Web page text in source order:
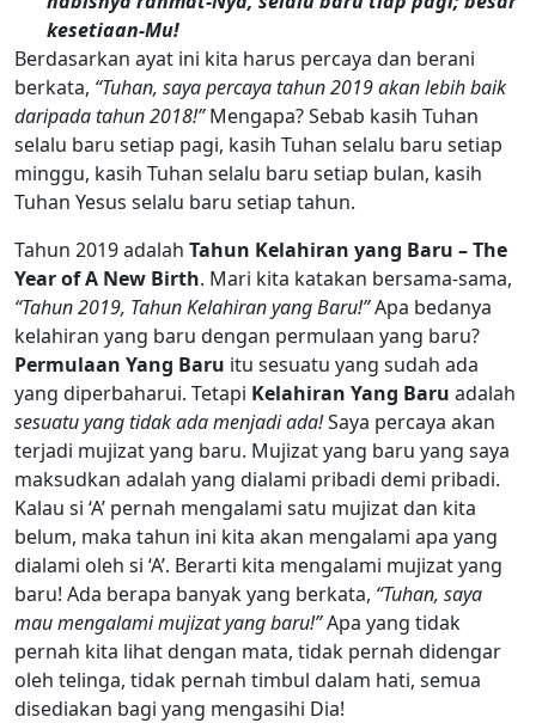
kesetiaan-Mu!
Berdasarkan ayat ini kita harus percaya dan berani
berkata, “Tuhan, saya percaya tahun 2019 akan lebih baik
daripada tahun 2018!”Mengapa? Sebab kasih Tuhan
selalu baru setiap pagi, kasih Tuhan selalu baru setiap
minggu, kasih Tuhan selalu baru setiap bulan, kasih
Tuhan Yesus selalu baru setiap tahun.
Tahun 2019 adalah Tahun Kelahiran yang Baru – The
Year of A New Birth. Mari kita katakan bersama-sama,
“Tahun 2019, Tahun Kelahiran yang Baru!”Apa bedanya
kelahiran yang baru dengan permulaan yang baru?
Permulaan Yang Baru itu sesuatu yang sudah ada
yang diperbaharui. Tetapi Kelahiran Yang Baru adalah
sesuatu yang tidak ada menjadi ada!Saya percaya akan
terjadi mujizat yang baru. Mujizat yang baru yang saya
maksudkan adalah yang dialami pribadi demi pribadi.
Kalau si ‘A’ pernah mengalami satu mujizat dan kita
belum, maka tahun ini kita akan mengalami apa yang
dialami oleh si ‘A’. Berarti kita mengalami mujizat yang
baru! Ada berapa banyak yang berkata, “Tuhan, saya
mau mengalami mujizat yang baru!”Apa yang tidak
pernah kita lihat dengan mata, tidak pernah didengar
oleh telinga, tidak pernah timbul dalam hati, semua
disediakan bagi yang mengasihi Dia!